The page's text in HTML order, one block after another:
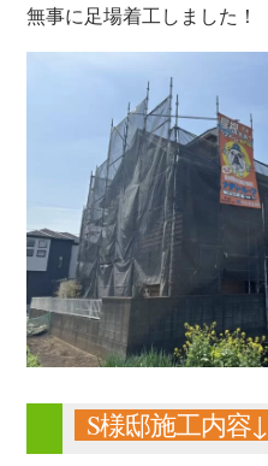
無事に足場着工しました！
S様邸施工内容↓